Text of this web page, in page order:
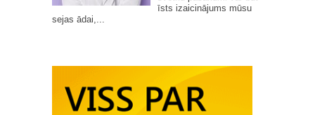
īsts izaicinājums mūsu
sejas ādai,...